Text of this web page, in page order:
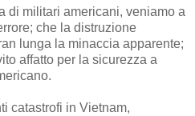
di militari americani, veniamo a
che la distruzione
lunga la minaccia apparente;
affatto per la sicurezza a
catastrofi in Vietnam,